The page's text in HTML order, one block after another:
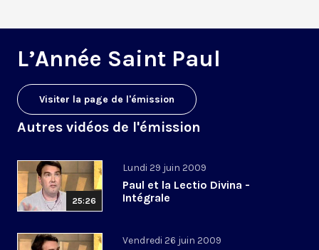
L’Année Saint Paul
Visiter la page de l'émission
Autres vidéos de l'émission
25:26
Lundi 29 juin 2009
Paul et la Lectio Divina -
Intégrale
Vendredi 26 juin 2009